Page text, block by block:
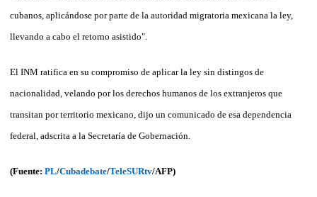
cubanos, aplicándose por parte de la autoridad migratoria mexicana la ley,
llevando a cabo el retorno asistido".
El INM ratifica en su compromiso de aplicar la ley sin distingos de
nacionalidad, velando por los derechos humanos de los extranjeros que
transitan por territorio mexicano, dijo un comunicado de esa dependencia
federal, adscrita a la Secretaría de Gobernación.
(Fuente: PL/Cubadebate/TeleSURtv/AFP)